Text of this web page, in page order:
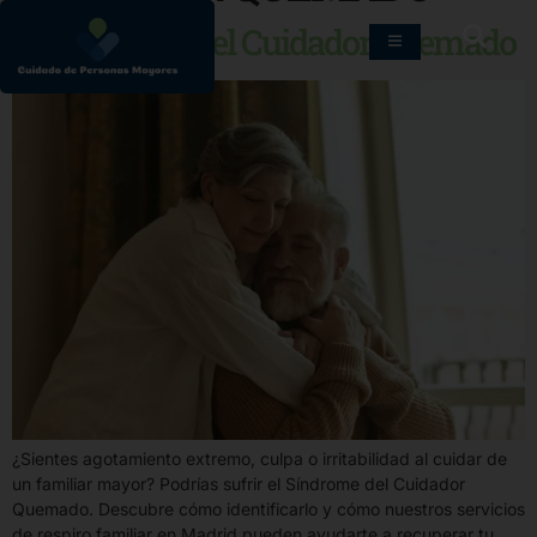
El Síndrome del Cuidador Quemado
¿Sientes agotamiento extremo, culpa o irritabilidad al cuidar de
un familiar mayor? Podrías sufrir el Síndrome del Cuidador
Quemado. Descubre cómo identificarlo y cómo nuestros servicios